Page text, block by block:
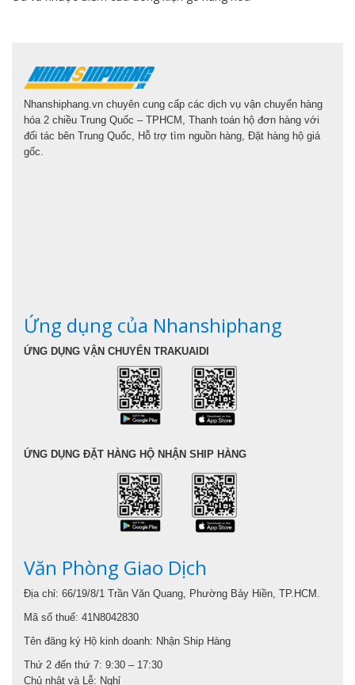
Nhanshiphang.vn chuyên cung cấp các dịch vụ vận chuyển hàng
hóa 2 chiều Trung Quốc – TPHCM, Thanh toán hộ đơn hàng với
đối tác bên Trung Quốc, Hỗ trợ tìm nguồn hàng, Đặt hàng hộ giá
gốc.
Ứng dụng của Nhanshiphang
ỨNG DỤNG VẬN CHUYỂN TRAKUAIDI
ỨNG DỤNG ĐẶT HÀNG HỘ NHẬN SHIP HÀNG
Văn Phòng Giao Dịch
Địa chỉ: 66/19/8/1 Trần Văn Quang, Phường Bảy Hiền, TP.HCM.
Mã số thuế: 41N8042830
Tên đăng ký Hộ kinh doanh: Nhận Ship Hàng
Thứ 2 đến thứ 7: 9:30 – 17:30
Chủ nhật và Lễ: Nghỉ